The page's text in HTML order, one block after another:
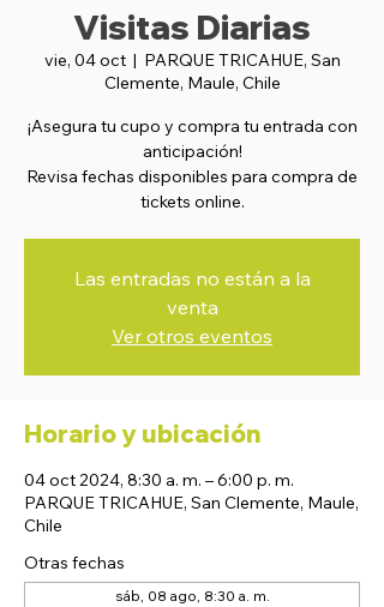
Visitas Diarias
vie, 04 oct
  |
PARQUE TRICAHUE, San
Clemente, Maule, Chile
¡Asegura tu cupo y compra tu entrada con
anticipación!
Revisa fechas disponibles para compra de
tickets online.
Las entradas no están a la
venta
Ver otros eventos
Horario y ubicación
04 oct 2024, 8:30 a. m. – 6:00 p. m.
PARQUE TRICAHUE, San Clemente, Maule,
Chile
Otras fechas
sáb, 08 ago, 8:30 a. m.